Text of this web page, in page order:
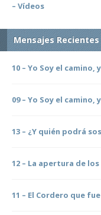
– Vídeos
Mensajes Recientes
10 – Yo Soy el camino,
09 – Yo Soy el camino,
13 – ¿Y quién podrá
12 – La apertura de
11 – El Cordero que